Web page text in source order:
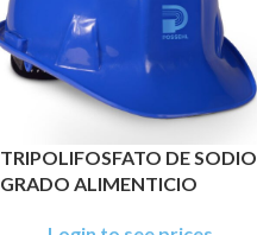
TRIPOLIFOSFATO DE SODIO
GRADO ALIMENTICIO